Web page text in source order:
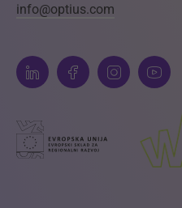
info@optius.com